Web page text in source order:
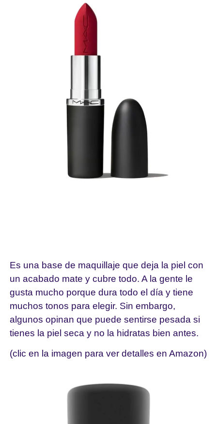
Es una base de maquillaje que deja la piel con
un acabado mate y cubre todo. A la gente le
gusta mucho porque dura todo el día y tiene
muchos tonos para elegir. Sin embargo,
algunos opinan que puede sentirse pesada si
tienes la piel seca y no la hidratas bien antes.
(clic en la imagen para ver detalles en Amazon)